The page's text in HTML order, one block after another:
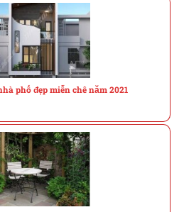
phố đẹp miễn chê năm 2021